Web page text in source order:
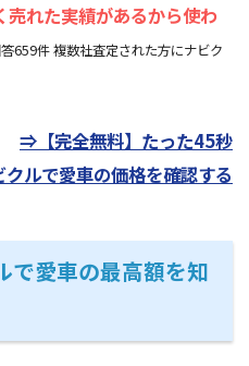
れた実績があるから使わ
659件 複数社査定された方にナビク
⇒【完全無料】たった45秒
クルで愛車の価格を確認する
で愛車の最高額を知